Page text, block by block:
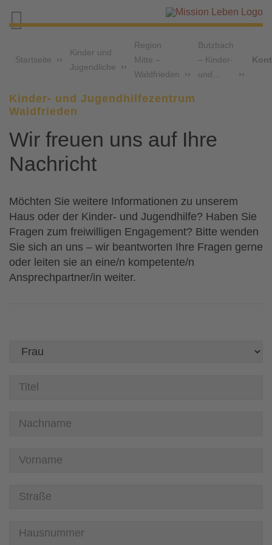

Startseite
Kinder und
Jugendliche
Region
Mitte –
Waldfrieden
Butzbach
– Kinder-
und…
Kinder- und Jugendhilfezentrum
Waldfrieden
Wir freuen uns auf Ihre
Nachricht
Möchten Sie weitere Informationen zu unserem
Haus oder der Kinder- und Jugendhilfe? Haben Sie
Fragen zum freiwilligen Engagement? Bitte wenden
Sie sich an uns – wir beantworten Ihre Fragen gerne
oder leiten sie an eine/n kompetente/n
Ansprechpartner/in weiter.